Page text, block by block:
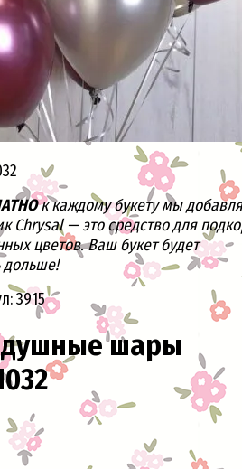
к каждому букету мы
Chrysal — это средство для
цветов. Ваш букет будет
дольше!
3915
шары